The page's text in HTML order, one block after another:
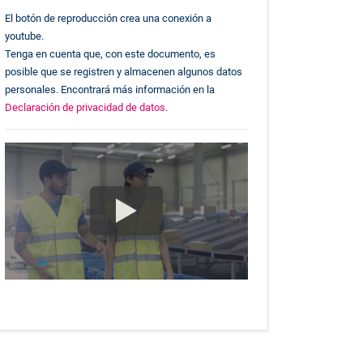
El botón de reproducción crea una conexión a
youtube.
Tenga en cuenta que, con este documento, es
posible que se registren y almacenen algunos datos
personales. Encontrará más información en la
Declaración de privacidad de datos.